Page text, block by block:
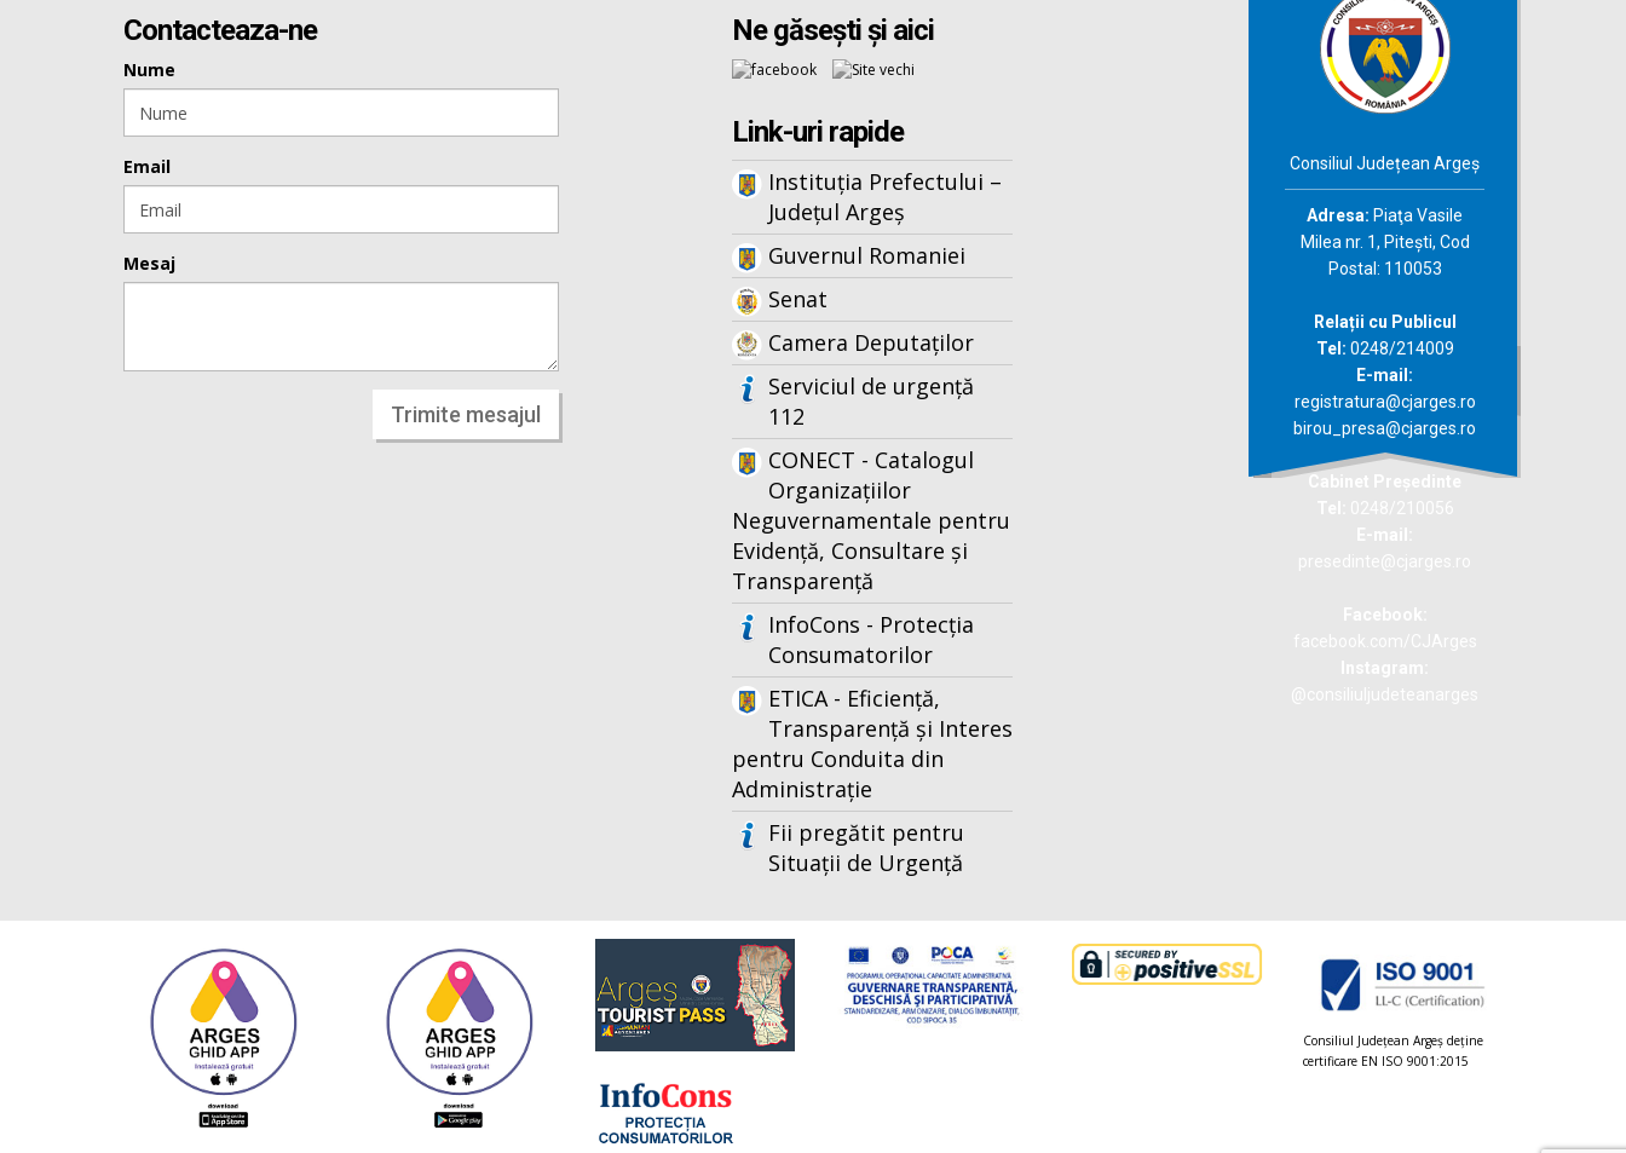
Contacteaza-ne
Nume
Email
Mesaj
Trimite mesajul
Ne găsești și aici
Link-uri rapide
Instituția Prefectului –
Județul Argeș
Guvernul Romaniei
Senat
Camera Deputaților
Serviciul de urgență
112
CONECT - Catalogul
Organizațiilor
Neguvernamentale pentru
Evidență, Consultare și
Transparență
InfoCons - Protecția
Consumatorilor
ETICA - Eficiență,
Transparență și Interes
pentru Conduita din
Administrație
Fii pregătit pentru
Situații de Urgență
Consiliul Județean Argeș
Adresa: Piaţa Vasile
Milea nr. 1, Piteşti, Cod
Postal: 110053
Relații cu Publicul
Tel: 0248/214009
E-mail:
registratura@cjarges.ro
birou_presa@cjarges.ro
Consiliul Judeţean Argeș deţine
certificare EN ISO 9001:2015